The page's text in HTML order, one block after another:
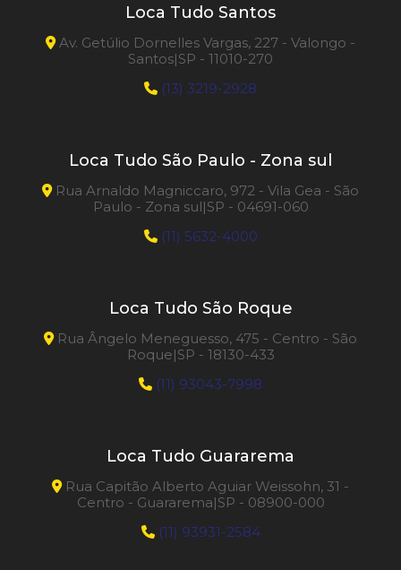
Loca Tudo Santos
Av. Getúlio Dornelles Vargas, 227 - Valongo -
Santos|SP - 11010-270
(13) 3219-2928
Loca Tudo São Paulo - Zona sul
Rua Arnaldo Magniccaro, 972 - Vila Gea - São
Paulo - Zona sul|SP - 04691-060
(11) 5632-4000
Loca Tudo São Roque
Rua Ângelo Meneguesso, 475 - Centro - São
Roque|SP - 18130-433
(11) 93043-7998
Loca Tudo Guararema
Rua Capitão Alberto Aguiar Weissohn, 31 -
Centro - Guararema|SP - 08900-000
(11) 93931-2584